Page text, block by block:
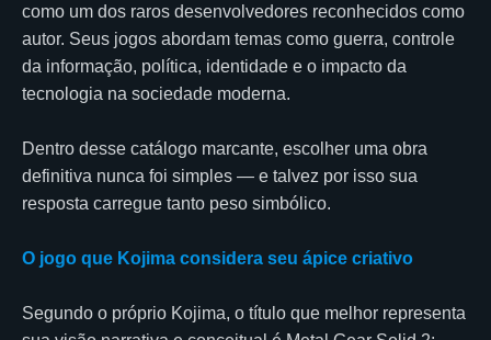
como um dos raros desenvolvedores reconhecidos como
autor. Seus jogos abordam temas como guerra, controle
da informação, política, identidade e o impacto da
tecnologia na sociedade moderna.
Dentro desse catálogo marcante, escolher uma obra
definitiva nunca foi simples — e talvez por isso sua
resposta carregue tanto peso simbólico.
O jogo que Kojima considera seu ápice criativo
Segundo o próprio Kojima, o título que melhor representa